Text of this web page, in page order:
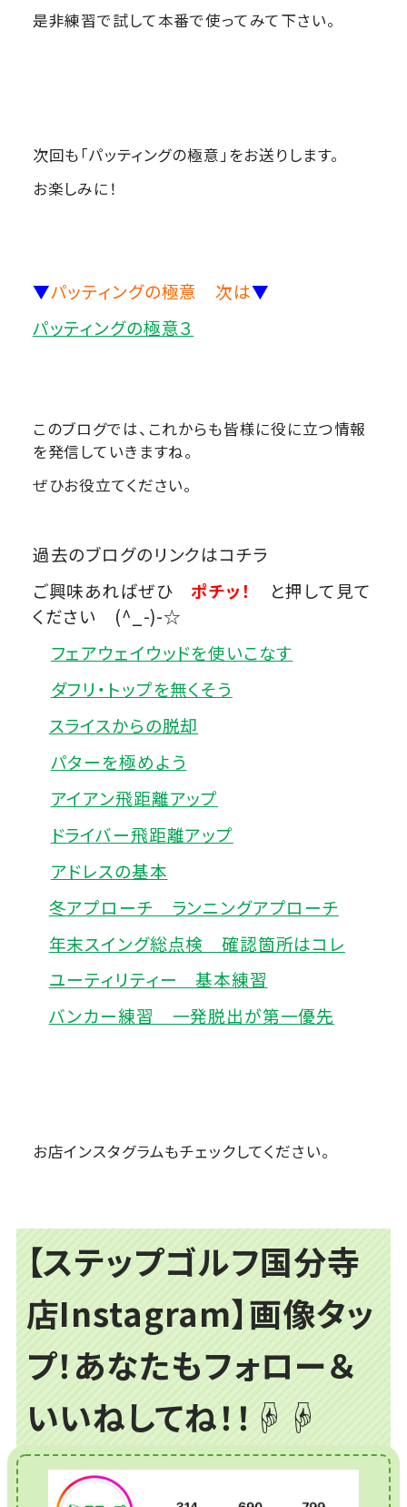
是非練習で試して本番で使ってみて下さい。
次回も「パッティングの極意」をお送りします。
お楽しみに！
▼パッティングの極意 次は▼
パッティングの極意３
このブログでは、これからも皆様に役に立つ情報
を発信していきますね。
ぜひお役立てください。
過去のブログのリンクはコチラ
ご興味あればぜひポチッ！
と押して見て
ください (^_-)-☆
フェアウェイウッドを使いこなす
ダフリ・トップを無くそう
スライスからの脱却
パターを極めよう
アイアン飛距離アップ
ドライバー飛距離アップ
アドレスの基本
冬アプローチ ランニングアプローチ
年末スイング総点検 確認箇所はコレ
ユーティリティー 基本練習
バンカー練習 一発脱出が第一優先
お店インスタグラムもチェックしてください。
【ステップゴルフ国分寺
店Instagram】画像タッ
プ！あなたもフォロー＆
いいねしてね！！☟☟